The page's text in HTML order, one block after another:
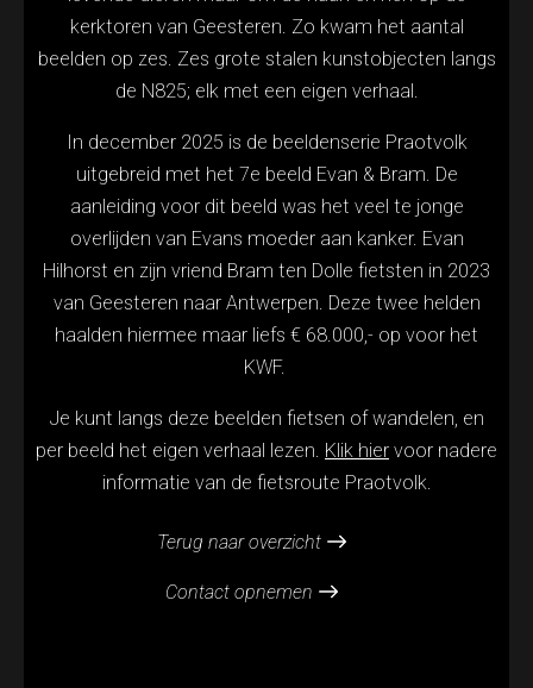
kerktoren van Geesteren. Zo kwam het aantal
beelden op zes. Zes grote stalen kunstobjecten langs
de N825; elk met een eigen verhaal.
In december 2025 is de beeldenserie Praotvolk
uitgebreid met het 7e beeld Evan & Bram. De
aanleiding voor dit beeld was het veel te jonge
overlijden van Evans moeder aan kanker. Evan
Hilhorst en zijn vriend Bram ten Dolle fietsten in 2023
van Geesteren naar Antwerpen. Deze twee helden
haalden hiermee maar liefs € 68.000,- op voor het
KWF.
Je kunt langs deze beelden fietsen of wandelen, en
per beeld het eigen verhaal lezen. Klik hier voor nadere
informatie van de fietsroute Praotvolk.
Terug naar overzicht
Contact opnemen